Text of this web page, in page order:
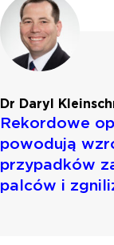
Dr Daryl
Rekordowe
powodują
przypadków
palców i